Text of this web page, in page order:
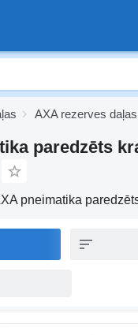
AXA rezerves daļas
paredzēts
pneimatika